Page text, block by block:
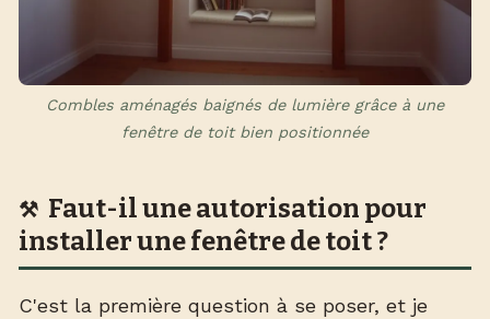
Combles aménagés baignés de lumière grâce à une
fenêtre de toit bien positionnée
Faut-il une autorisation pour
installer une fenêtre de toit ?
C'est la première question à se poser, et je